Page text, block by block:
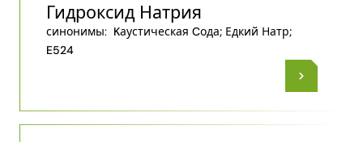
Гидроксид Натрия
синонимы: Kаустическая Cода; Едкий Натр;
E524